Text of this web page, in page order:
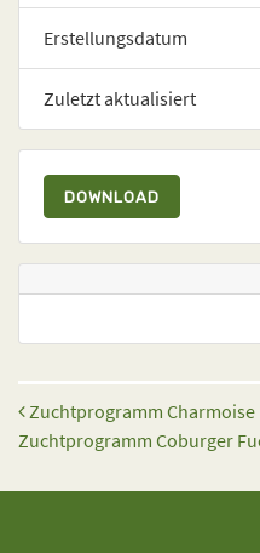
Erstellungsdatum
Zuletzt aktualisiert
DOWNLOAD
Beitrags-Navigation
Zuchtprogramm Charmoise
Zuchtprogramm Coburger